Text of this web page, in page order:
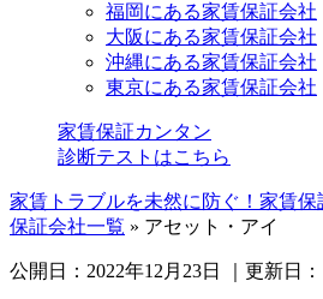
福岡にある家賃保証会社
大阪にある家賃保証会社
沖縄にある家賃保証会社
東京にある家賃保証会社
家賃保証カンタン
診断テストはこちら
家賃トラブルを未然に防ぐ！家賃保
保証会社一覧 » アセット・アイ
公開日： 2022年12月23日 ｜更新日：